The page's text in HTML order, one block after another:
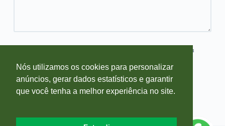
Salvar meus dados neste navegador para a próxima vez que eu
Publicar comentário
Nós utilizamos os cookies para personalizar
anúncios, gerar dados estatísticos e garantir
que você tenha a melhor experiência no site.